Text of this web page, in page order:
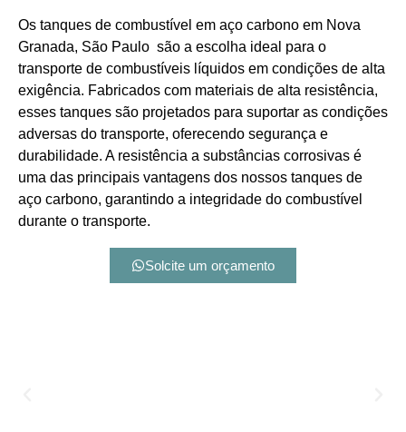
Os tanques de combustível em aço carbono em Nova
Granada, São Paulo são a escolha ideal para o
transporte de combustíveis líquidos em condições de alta
exigência. Fabricados com materiais de alta resistência,
esses tanques são projetados para suportar as condições
adversas do transporte, oferecendo segurança e
durabilidade. A resistência a substâncias corrosivas é
uma das principais vantagens dos nossos tanques de
aço carbono, garantindo a integridade do combustível
durante o transporte.
Solcite um orçamento